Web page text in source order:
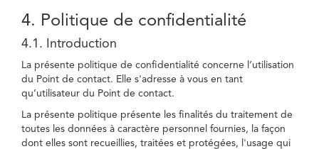
4. Politique de confidentialité
4.1. Introduction
La présente politique de confidentialité concerne l’utilisation
du Point de contact. Elle s'adresse à vous en tant
qu’utilisateur du Point de contact.
La présente politique présente les finalités du traitement de
toutes les données à caractère personnel fournies, la façon
dont elles sont recueillies, traitées et protégées, l'usage qui